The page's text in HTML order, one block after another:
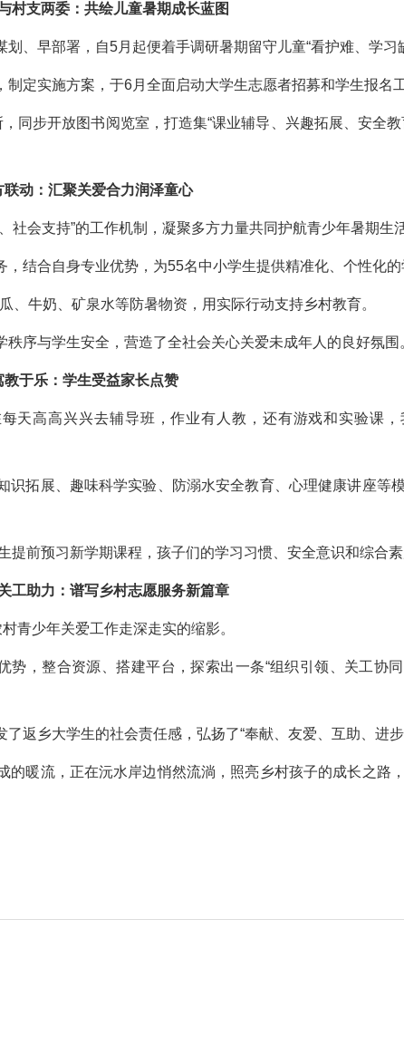
村支两委：共绘儿童暑期成长蓝图
、早部署，自5月起便着手调研暑期留守儿童“看护难、学习
定实施方案，于6月全面启动大学生志愿者招募和学生报名工
同步开放图书阅览室，打造集“课业辅导、兴趣拓展、安全
联动：汇聚关爱合力润泽童心
会支持”的工作机制，凝聚多方力量共同护航青少年暑期生活
结合自身专业优势，为55名中小学生提供精准化、个性化的
牛奶、矿泉水等防暑物资，用实际行动支持乡村教育。
序与学生安全，营造了全社会关心关爱未成年人的良好氛围
教于乐：学生受益家长点赞
天高高兴兴去辅导班，作业有人教，还有游戏和实验课
识拓展、趣味科学实验、防溺水安全教育、心理健康讲座等
前预习新学期课程，孩子们的学习习惯、安全意识和综合素
工助力：谱写乡村志愿服务新篇章
青少年关爱工作走深走实的缩影。
势，整合资源、搭建平台，探索出一条“组织引领、关工协
返乡大学生的社会责任感，弘扬了“奉献、友爱、互助、进步
暖流，正在沅水岸边悄然流淌，照亮乡村孩子的成长之路